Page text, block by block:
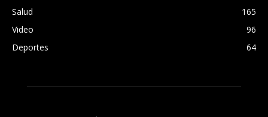
Salud
165
Video
96
Deportes
64